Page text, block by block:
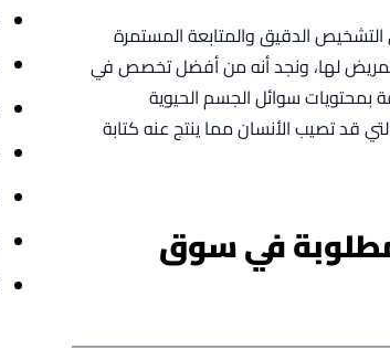
التشخيص الدقيق والمتابعة المستمرة
المريض لها، ونجد أنه من أفضل تخصص في
بمحتويات سوائل الجسم الحيوية
قد تصيب الأنسان مما ينتج عنه كتابة
في سوق